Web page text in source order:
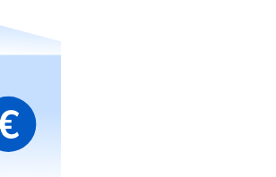
card dei tuoi marchi preferiti con
di carte regalo